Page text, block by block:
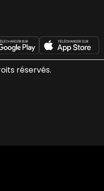
réservés.